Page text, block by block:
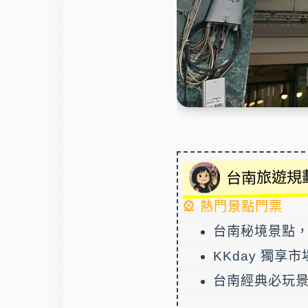
台南旅遊
🎡 熱門景點門票
台南秘境景點
KKday 獨享市
台南經典必玩